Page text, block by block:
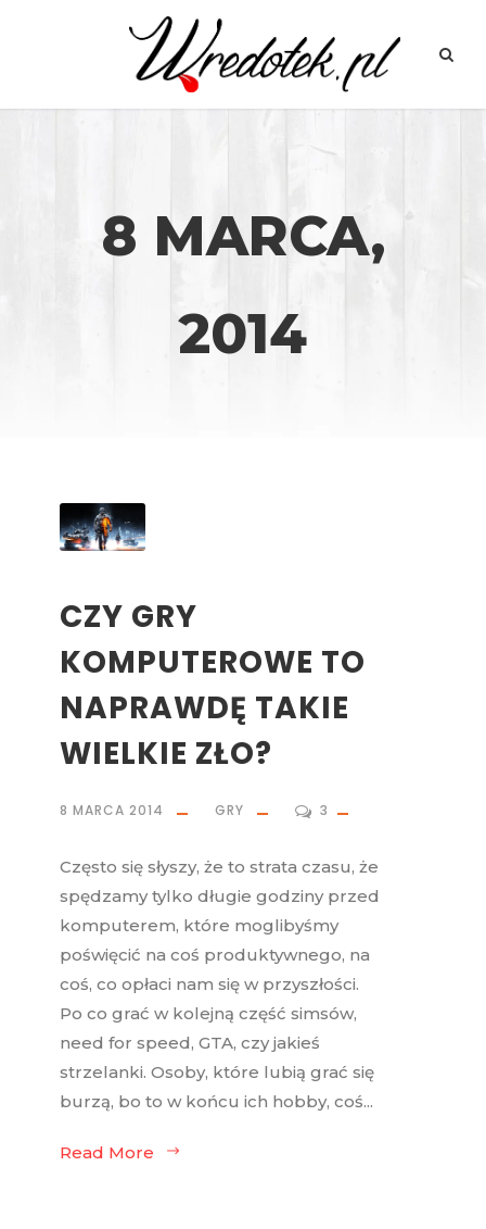
8 MARCA,
2014
CZY GRY
KOMPUTEROWE TO
NAPRAWDĘ TAKIE
WIELKIE ZŁO?
8 MARCA 2014 GRY 3
Często się słyszy, że to strata czasu, że
spędzamy tylko długie godziny przed
komputerem, które moglibyśmy
poświęcić na coś produktywnego, na
coś, co opłaci nam się w przyszłości.
Po co grać w kolejną część simsów,
need for speed, GTA, czy jakieś
strzelanki. Osoby, które lubią grać się
burzą, bo to w końcu ich hobby, coś...
Read More